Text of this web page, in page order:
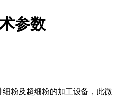
参数
粉及超细粉的加工设备，此微